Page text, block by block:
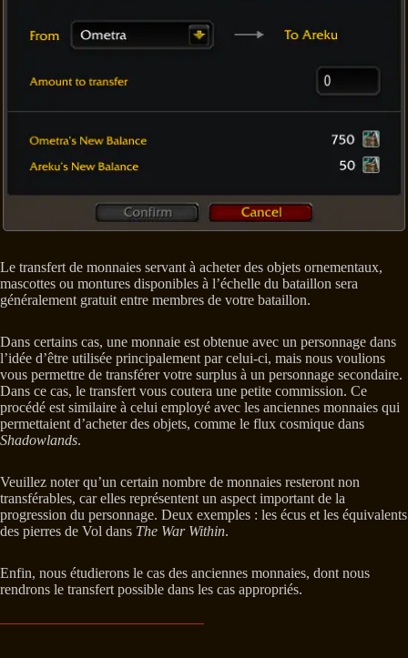
Le transfert de monnaies servant à acheter des objets ornementaux,
mascottes ou montures disponibles à l’échelle du bataillon sera
généralement gratuit entre membres de votre bataillon.
Dans certains cas, une monnaie est obtenue avec un personnage dans
l’idée d’être utilisée principalement par celui-ci, mais nous voulions
vous permettre de transférer votre surplus à un personnage secondaire.
Dans ce cas, le transfert vous coutera une petite commission. Ce
procédé est similaire à celui employé avec les anciennes monnaies qui
permettaient d’acheter des objets, comme le flux cosmique dans
Shadowlands.
Veuillez noter qu’un certain nombre de monnaies resteront non
transférables, car elles représentent un aspect important de la
progression du personnage. Deux exemples : les écus et les équivalents
des pierres de Vol dans The War Within.
Enfin, nous étudierons le cas des anciennes monnaies, dont nous
rendrons le transfert possible dans les cas appropriés.